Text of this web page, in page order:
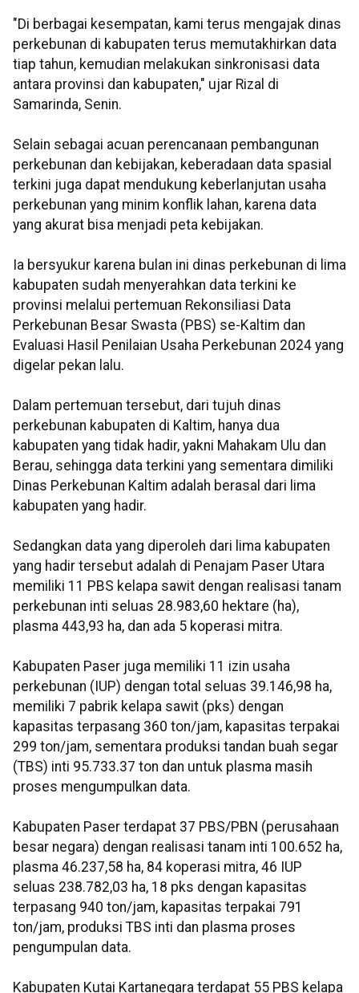
"Di berbagai kesempatan, kami terus mengajak dinas
perkebunan di kabupaten terus memutakhirkan data
tiap tahun, kemudian melakukan sinkronisasi data
antara provinsi dan kabupaten," ujar Rizal di
Samarinda, Senin.
Selain sebagai acuan perencanaan pembangunan
perkebunan dan kebijakan, keberadaan data spasial
terkini juga dapat mendukung keberlanjutan usaha
perkebunan yang minim konflik lahan, karena data
yang akurat bisa menjadi peta kebijakan.
Ia bersyukur karena bulan ini dinas perkebunan di lima
kabupaten sudah menyerahkan data terkini ke
provinsi melalui pertemuan Rekonsiliasi Data
Perkebunan Besar Swasta (PBS) se-Kaltim dan
Evaluasi Hasil Penilaian Usaha Perkebunan 2024 yang
digelar pekan lalu.
Dalam pertemuan tersebut, dari tujuh dinas
perkebunan kabupaten di Kaltim, hanya dua
kabupaten yang tidak hadir, yakni Mahakam Ulu dan
Berau, sehingga data terkini yang sementara dimiliki
Dinas Perkebunan Kaltim adalah berasal dari lima
kabupaten yang hadir.
Sedangkan data yang diperoleh dari lima kabupaten
yang hadir tersebut adalah di Penajam Paser Utara
memiliki 11 PBS kelapa sawit dengan realisasi tanam
perkebunan inti seluas 28.983,60 hektare (ha),
plasma 443,93 ha, dan ada 5 koperasi mitra.
Kabupaten Paser juga memiliki 11 izin usaha
perkebunan (IUP) dengan total seluas 39.146,98 ha,
memiliki 7 pabrik kelapa sawit (pks) dengan
kapasitas terpasang 360 ton/jam, kapasitas terpakai
299 ton/jam, sementara produksi tandan buah segar
(TBS) inti 95.733.37 ton dan untuk plasma masih
proses mengumpulkan data.
Kabupaten Paser terdapat 37 PBS/PBN (perusahaan
besar negara) dengan realisasi tanam inti 100.652 ha,
plasma 46.237,58 ha, 84 koperasi mitra, 46 IUP
seluas 238.782,03 ha, 18 pks dengan kapasitas
terpasang 940 ton/jam, kapasitas terpakai 791
ton/jam, produksi TBS inti dan plasma proses
pengumpulan data.
Kabupaten Kutai Kartanegara terdapat 55 PBS kelapa